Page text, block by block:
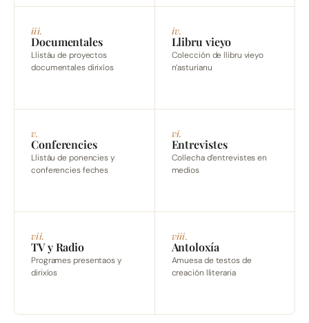
iii.
Documentales
Llistáu de proyectos
documentales dirixíos
iv.
Llibru vieyo
Colección de llibru vieyo
n’asturianu
v.
Conferencies
Llistáu de ponencies y
conferencies feches
vi.
Entrevistes
Collecha d’entrevistes en
medios
vii.
TV y Radio
Programes presentaos y
dirixíos
viii.
Antoloxía
Amuesa de testos de
creación lliteraria